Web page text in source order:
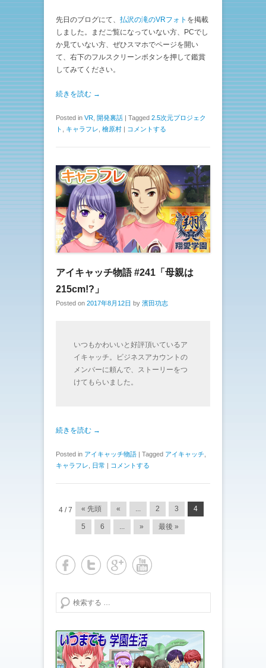
先日のブログにて、 払沢の滝のVRフォト を掲載
しました。まだご覧になっていない方、PCでし
か見ていない方、ぜひスマホでページを開い
て、右下のフルスクリーンボタンを押して鑑賞
してみてください。
続きを読む →
Posted in VR 開発裏話 | Tagged 2.5次元プロジェク
ト
キャラフレ 檜原村 | コメントする
アイキャッチ物語 #241「母親は
215cm!?」
Posted on 2017年8月12日 by 濱田功志
いつもかわいいと好評頂いているア
イキャッチ。ビジネスアカウントの
メンバーに頼んで、ストーリーをつ
けてもらいました。
続きを読む →
Posted in アイキャッチ物語 Tagged アイキャッチ
キャラフレ
日常 コメントする
投稿ナビゲーション
4 / 7 « 先頭 « ... 2 3 4
5 6 ... » 最後 »
検索する